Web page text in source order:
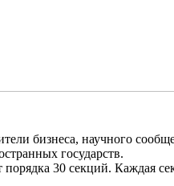
бизнеса, научного
государств.
30 секций. Каждая